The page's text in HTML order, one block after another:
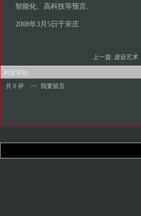
智能化、高科技等预言。
2008年3月5日于宋庄
上一篇: 虚设艺术
网友评论
共 0 评
>> 我要留言